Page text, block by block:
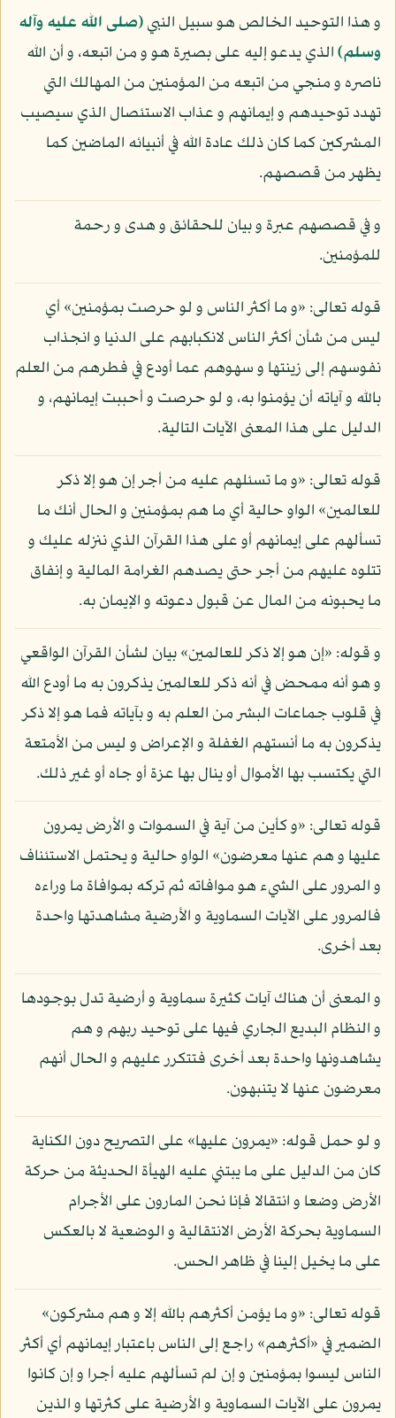
و هذا التوحيد الخالص هو سبيل النبي(صلى الله عليه وآله
وسلم)الذي يدعو إليه على بصيرة هو و من اتبعه، و أن الله
ناصره و منجي من اتبعه من المؤمنين من المهالك التي
تهدد توحيدهم و إيمانهم و عذاب الاستئصال الذي سيصيب
المشركين كما كان ذلك عادة الله في أنبيائه الماضين كما
يظهر من قصصهم.
و في قصصهم عبرة و بيان للحقائق و هدى و رحمة
للمؤمنين.
قوله تعالى: «و ما أكثر الناس و لو حرصت بمؤمنين» أي
ليس من شأن أكثر الناس لانكبابهم على الدنيا و انجذاب
نفوسهم إلى زينتها و سهوهم عما أودع في فطرهم من العلم
بالله و آياته أن يؤمنوا به، و لو حرصت و أحببت إيمانهم، و
الدليل على هذا المعنى الآيات التالية.
قوله تعالى: «و ما تسئلهم عليه من أجر إن هو إلا ذكر
للعالمين» الواو حالية أي ما هم بمؤمنين و الحال أنك ما
تسألهم على إيمانهم أو على هذا القرآن الذي ننزله عليك و
تتلوه عليهم من أجر حتى يصدهم الغرامة المالية و إنفاق
ما يحبونه من المال عن قبول دعوته و الإيمان به.
و قوله: «إن هو إلا ذكر للعالمين» بيان لشأن القرآن الواقعي
و هو أنه ممحض في أنه ذكر للعالمين يذكرون به ما أودع الله
في قلوب جماعات البشر من العلم به و بآياته فما هو إلا ذكر
يذكرون به ما أنستهم الغفلة و الإعراض و ليس من الأمتعة
التي يكتسب بها الأموال أو ينال بها عزة أو جاه أو غير ذلك.
قوله تعالى: «و كأين من آية في السموات و الأرض يمرون
عليها و هم عنها معرضون» الواو حالية و يحتمل الاستئناف
و المرور على الشيء هو موافاته ثم تركه بموافاة ما وراءه
فالمرور على الآيات السماوية و الأرضية مشاهدتها واحدة
بعد أخرى.
و المعنى أن هناك آيات كثيرة سماوية و أرضية تدل بوجودها
و النظام البديع الجاري فيها على توحيد ربهم و هم
يشاهدونها واحدة بعد أخرى فتتكرر عليهم و الحال أنهم
معرضون عنها لا يتنبهون.
و لو حمل قوله: «يمرون عليها» على التصريح دون الكناية
كان من الدليل على ما يبتني عليه الهيأة الحديثة من حركة
الأرض وضعا و انتقالا فإنا نحن المارون على الأجرام
السماوية بحركة الأرض الانتقالية و الوضعية لا بالعكس
على ما يخيل إلينا في ظاهر الحس.
قوله تعالى: «و ما يؤمن أكثرهم بالله إلا و هم مشركون»
الضمير في «أكثرهم» راجع إلى الناس باعتبار إيمانهم أي أكثر
الناس ليسوا بمؤمنين و إن لم تسألهم عليه أجرا و إن كانوا
يمرون على الآيات السماوية و الأرضية على كثرتها و الذين